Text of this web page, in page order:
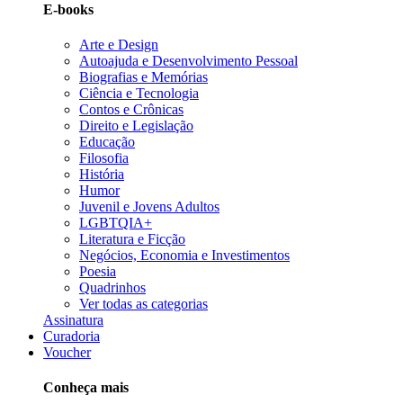
E-books
Arte e Design
Autoajuda e Desenvolvimento Pessoal
Biografias e Memórias
Ciência e Tecnologia
Contos e Crônicas
Direito e Legislação
Educação
Filosofia
História
Humor
Juvenil e Jovens Adultos
LGBTQIA+
Literatura e Ficção
Negócios, Economia e Investimentos
Poesia
Quadrinhos
Ver todas as categorias
Assinatura
Curadoria
Voucher
Conheça mais